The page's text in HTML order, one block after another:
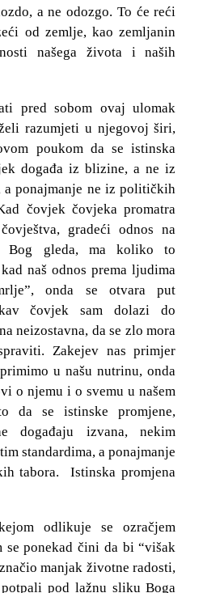
a ne odozgo. To će reći
od zemlje, kao zemljanin
našega života i naših
pred sobom ovaj ulomak
razumjeti u njegovoj širi,
poukom da se istinska
događa iz blizine, a ne iz
ponajmanje ne iz političkih
čovjek čovjeka promatra
gradeći odnos na
Bog gleda, ma koliko to
naš odnos prema ljudima
onda se otvara put
čovjek sam dolazi do
neizostavna, da se zlo mora
Zakejev nas primjer
u našu nutrinu, onda
o njemu i o svemu u našem
da se istinske promjene,
događaju izvana, nekim
standardima, a ponajmanje
tabora. Istinska promjena
odlikuje se ozračjem
se ponekad čini da bi “višak
manjak životne radosti,
pod lažnu sliku Boga